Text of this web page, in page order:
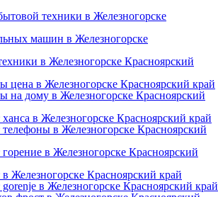
техники в Железногорске
машин в Железногорске
в Железногорске Красноярский
цена в Железногорске Красноярский край
на дому в Железногорске Красноярский
в Железногорске Красноярский край
в Железногорске Красноярский
в Железногорске Красноярский
Железногорске Красноярский край
в Железногорске Красноярский край